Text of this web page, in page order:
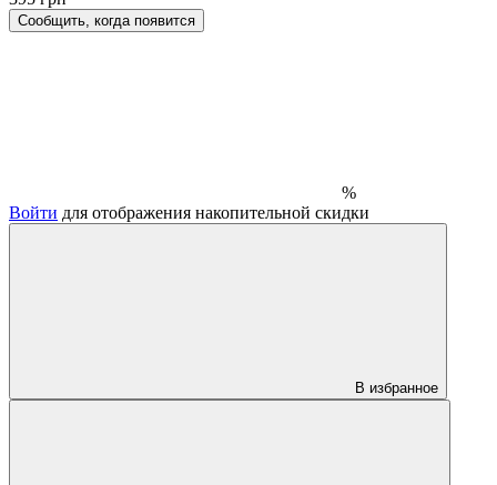
Сообщить, когда появится
%
Войти для отображения накопительной скидки
В избранное